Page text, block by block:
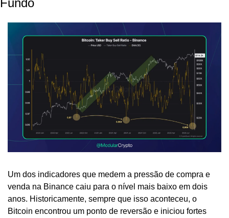
Fundo
Um dos indicadores que medem a pressão de compra e
venda na Binance caiu para o nível mais baixo em dois
anos. Historicamente, sempre que isso aconteceu, o
Bitcoin encontrou um ponto de reversão e iniciou fortes